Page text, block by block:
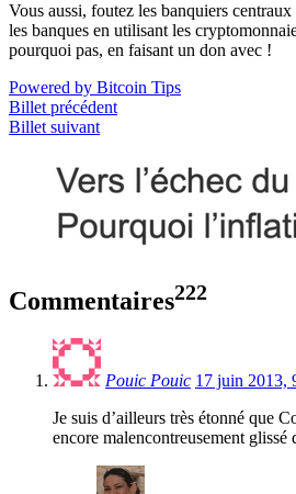
Vous aussi, foutez les banquiers
les banques en utilisant les
pourquoi pas, en faisant un don avec !
Powered by Bitcoin Tips
Billet précédent
Billet suivant
Commentaires222
Pouic Pouic 17 juin 2013,
Je suis d’ailleurs très étonné que
encore malencontreusement glissé